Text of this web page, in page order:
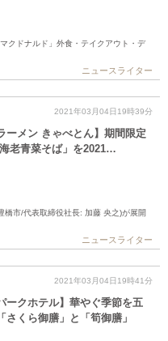
クドナルド」外食・テイクアウト・デ
ニュースライター
2021年03月04日19時39分
ーメン きゃべとん】期間限定
海老青菜そば」を2021…
橋市/代表取締役社長: 加藤 央之)が展開
ニュースライター
2021年03月04日19時41分
ークホテル】華やぐ季節を五
さくら御膳」と「筍御膳」